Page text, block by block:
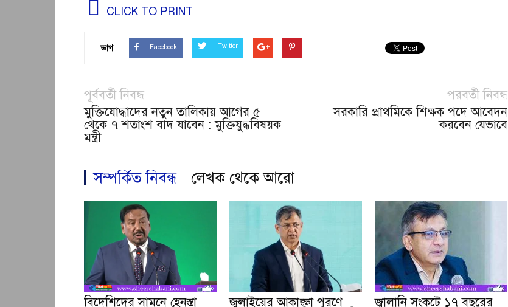
CLICK TO PRINT
ভাগ Facebook Twitter
পূর্ববর্তী নিবন্ধ
মুক্তিযোদ্ধাদের নতুন তালিকায় আগের ৫
থেকে ৭ শতাংশ বাদ যাবেন : মুক্তিযুদ্ধবিষয়ক
মন্ত্রী
পরবর্তী নিবন্ধ
সরকারি প্রাথমিকে শিক্ষক পদে আবেদন
করবেন যেভাবে
সম্পর্কিত নিবন্ধ লেখক থেকে আরো
বিদেশিদের সামনে হেনস্তা
জুলাইয়ের আকাঙ্ক্ষা পূরণে
জ্বালানি সংকটে ১৭ বছরের